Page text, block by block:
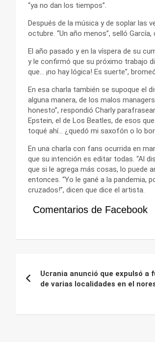
“ya no dan los tiempos”.
Después de la música y de soplar las
octubre. “Un año menos”, selló
El año pasado y en la víspera de su
y le confirmó que su próximo trabajo
que… ¡no hay lógica! Es suerte”,
En esa charla también se supoque el
alguna manera, de los malos
honesto”, respondió Charly
Epstein, el de Los Beatles, de esos
toqué ahí… ¿quedó mi saxofón o lo
En una charla con fans ocurrida en
que su intención es editar todas. “Al
que si le agrega más cosas, lo puede
entonces. “Yo le gané a la pandemia,
cruzados!”, dicen que dice el artista.
Comentarios de Facebook
de
Ucrania anunció que expulsó a
de varias localidades en el